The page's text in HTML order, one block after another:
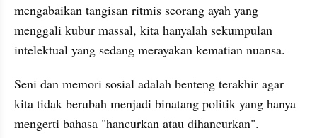
mengabaikan tangisan ritmis seorang ayah yang
menggali kubur massal, kita hanyalah sekumpulan
intelektual yang sedang merayakan kematian nuansa.
Seni dan memori sosial adalah benteng terakhir agar
kita tidak berubah menjadi binatang politik yang hanya
mengerti bahasa "hancurkan atau dihancurkan".